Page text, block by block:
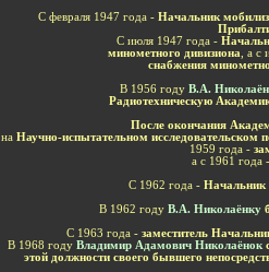
С февраля 1947 года - Начальник
С июля 1947 года -
минометного дивизиона , а
снабжения
В 1956 году В.А.
Радиотехническую
После окончания
на Научно-испытательном исследовательском
1959 года -
а с 1961 года
С 1962 года - Начальник
В 1962 году В.А. Николаёнку
С 1963 года - заместитель
В 1968 году Владимир Адамович Николаёнок
этой должности своего бывшего